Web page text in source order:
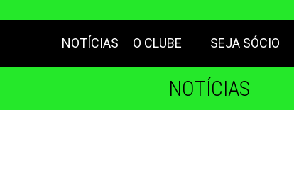
NOTÍCIAS O CLUBE SEJA SÓCIO
NOTÍCIAS